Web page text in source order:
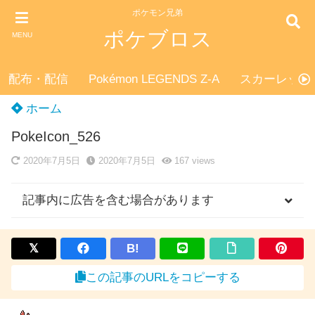
MENU
ポケモン兄弟
ポケブロス
配布・配信 Pokémon LEGENDS Z-A スカーレッ
ホーム
PokeIcon_526
2020年7月5日 2020年7月5日 167 views
記事内に広告を含む場合があります
B!
この記事のURLをコピーする